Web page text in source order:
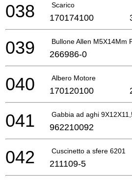
Scarico
038 170174100
Bullone Allen M5X14Mm
039 266986-0
Albero Motore
040 170120100
Gabbia ad aghi
041 962210092
Cuscinetto a sfere 6201
042 211109-5